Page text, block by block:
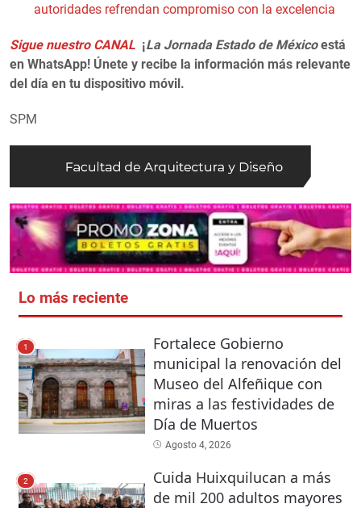
autoridades refrendan compromiso con la excelencia
Sigue nuestro CANAL ¡La Jornada Estado de Méxicoestá
en WhatsApp! Únete y recibe la información más relevante
del día en tu dispositivo móvil.
SPM
Lo más reciente
1
Fortalece Gobierno
municipal la renovación del
Museo del Alfeñique con
miras a las festividades de
Día de Muertos
Agosto 4, 2026
2
Cuida Huixquilucan a más
de mil 200 adultos mayores